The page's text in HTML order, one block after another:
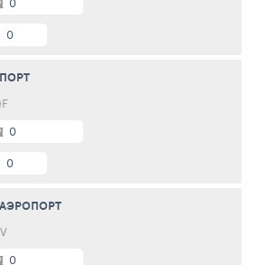
0
0
0
0